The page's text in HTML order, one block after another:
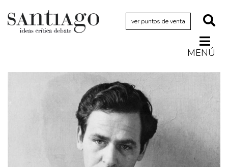
ver puntos de venta
MENÚ
Arquetipos de situación